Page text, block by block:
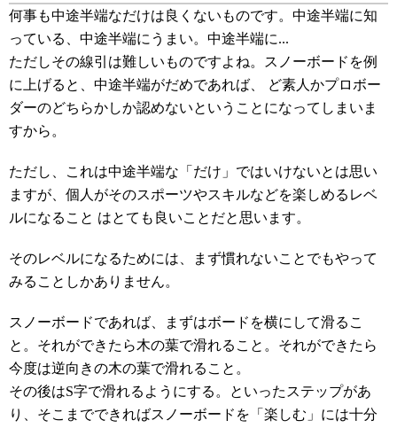
何事も中途半端なだけは良くないものです。中途半端に知
っている、中途半端にうまい。中途半端に...
ただしその線引は難しいものですよね。スノーボードを例
に上げると、中途半端がだめであれば、 ど素人かプロボー
ダーのどちらかしか認めないということになってしまいま
すから。
ただし、これは中途半端な「だけ」ではいけないとは思い
ますが、個人がそのスポーツやスキルなどを楽しめるレベ
ルになること はとても良いことだと思います。
そのレベルになるためには、まず慣れないことでもやって
みることしかありません。
スノーボードであれば、まずはボードを横にして滑るこ
と。それができたら木の葉で滑れること。それができたら
今度は逆向きの木の葉で滑れること。
その後はS字で滑れるようにする。といったステップがあ
り、そこまでできればスノーボードを「楽しむ」には十分